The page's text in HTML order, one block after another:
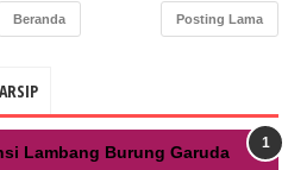
Posting Lama
Beranda
ARSIP
Lambang Burung Garuda